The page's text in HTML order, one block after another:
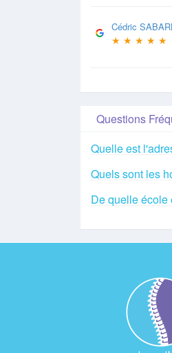
Cédric
★ ★ ★ ★ ★
Questions
Quelle est
Quels sont les
De quelle école